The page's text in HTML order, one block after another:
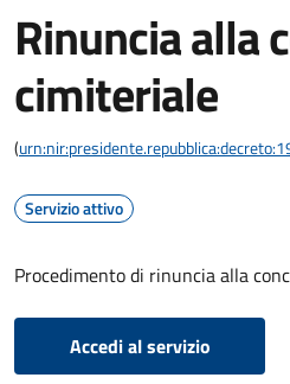
Rinuncia alla
cimiteriale
(
Servizio attivo
Procedimento di rinuncia alla
Accedi al servizio